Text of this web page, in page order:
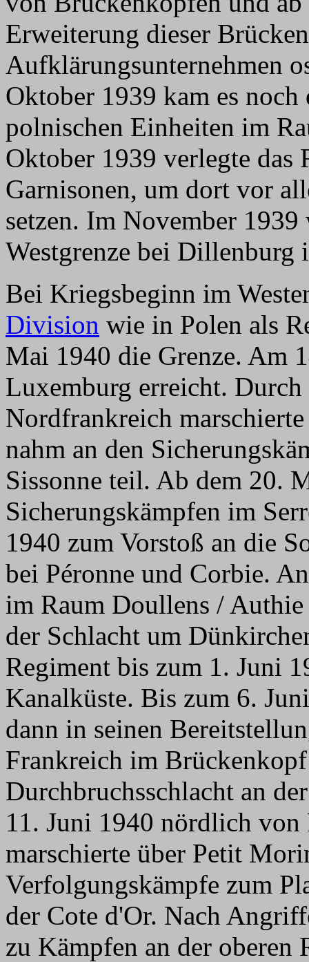
Erweiterung dieser
Aufklärungsunternehmen
Oktober 1939 kam es
polnischen Einheiten im
Oktober 1939 verlegte das
Garnisonen, um dort vor
setzen. Im November
Westgrenze bei Dillenburg
Bei Kriegsbeginn im
Division wie in Polen als
Mai 1940 die Grenze. Am
Luxemburg erreicht.
Nordfrankreich
nahm an den
Sissonne teil. Ab dem 20.
Sicherungskämpfen im
1940 zum Vorstoß an die
bei Péronne und Corbie.
im Raum Doullens /
der Schlacht um
Regiment bis zum 1. Juni
Kanalküste. Bis zum 6.
dann in seinen
Frankreich im
Durchbruchsschlacht an
11. Juni 1940 nördlich
marschierte über Petit
Verfolgungskämpfe zum
der Cote d'Or. Nach
zu Kämpfen an der oberen